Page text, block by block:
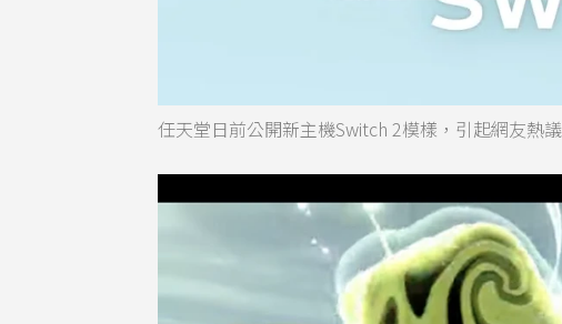
任天堂日前公開新主機Switch 2模樣，引起網友熱